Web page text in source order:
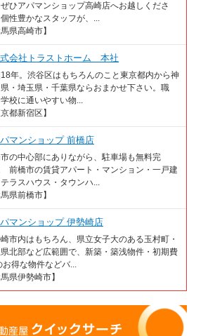
ひアパマンショップ高崎店へお越しくださ
性豊かなスタッフが、...
馬県高崎市】
会社トラストホーム 本社
年。渋谷区はもちろんのこと東京都内から神
・埼玉県・千葉県ならおまかせ下さい。職
校に通いやすい物...
京都新宿区】
マンショップ 前橋店
の中心部にありながら、駐車場も無料完
前橋市の賃貸アパート・マンション・一戸建
ラスハウス・タウンハ...
馬県前橋市】
マンショップ 伊勢崎店
市内はもちろん、県立女子大のある玉村町・
北部など広範囲で、新築・築浅物件・初期費
お得な物件などバ...
馬県伊勢崎市】